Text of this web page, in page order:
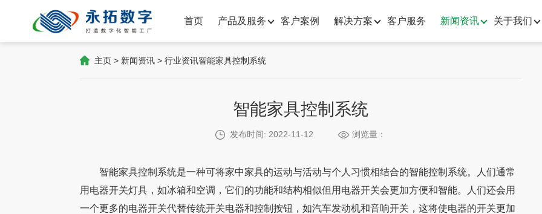
首页 产品及服务 客户案例 解决方案 客户服务 新闻资讯 关于我们
主页 > 新闻资讯 > 行业资讯智能家具控制系统
智能家具控制系统
发布时间: 2022-11-12 浏览量：
智能家具控制系统是一种可将家中家具的运动与活动与个人习惯相结合的智能控制系统。人们通常
用电器开关灯具，如冰箱和空调，它们的功能和结构相似但用电器开关会更加方便和智能。人们还会用
一个更多的电器开关代替传统开关电器和控制按钮，如汽车发动机和音响开关，这将使电器的开关更加